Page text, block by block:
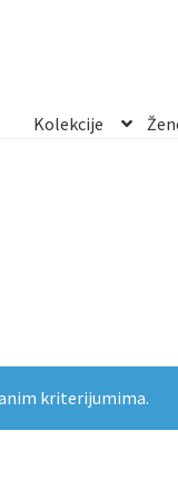
Kolekcije
kriterijumima.